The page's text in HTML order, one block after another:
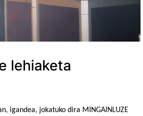
lehiaketa
igandea, jokatuko dira MINGAINLUZE